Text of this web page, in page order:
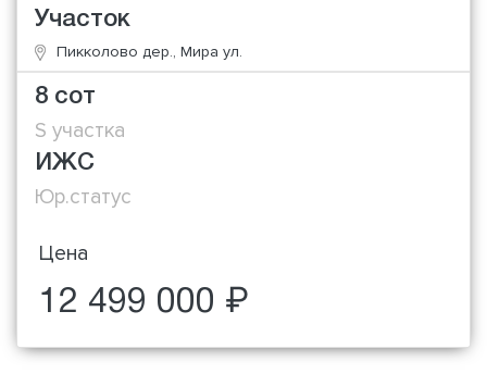
Участок
Пикколово дер., Мира ул.
8 сот
S участка
ИЖС
Юр.статус
Цена
12 499 000 ₽